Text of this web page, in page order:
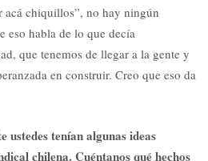
acá chiquillos”, no hay ningún
eso habla de lo que decía
que tenemos de llegar a la gente y
en construir. Creo que eso da
ustedes tenían algunas ideas
chilena. Cuéntanos qué hechos